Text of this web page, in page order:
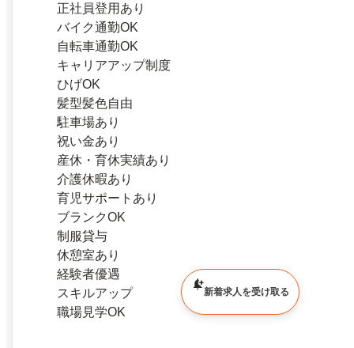
正社員登用あり
バイク通勤OK
自転車通勤OK
キャリアアップ制度
ひげOK
髪型髪色自由
駐車場あり
祝い金あり
産休・育休実績あり
介護休暇あり
育児サポートあり
ブランクOK
制服貸与
休憩室あり
経験者優遇
スキルアップ
職場見学OK
新着求人を受け取る